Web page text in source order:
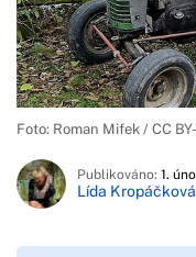
Foto: Roman Mifek / CC
Publikováno: 1.
Lída Kropáčková